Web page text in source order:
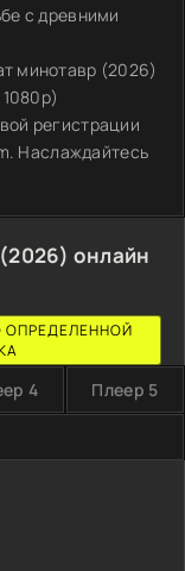
с древними
минотавр (2026)
регистрации
Наслаждайтесь
онлайн
ОПРЕДЕЛЕННОЙ
4 Плеер 5